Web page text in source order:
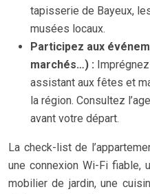
tapisserie de Bayeux,
musées locaux.
Participez aux
marchés…) :
assistant aux fêtes et
la région. Consultez
avant votre départ.
La check-list de
une connexion Wi-Fi fiable,
mobilier de jardin, une